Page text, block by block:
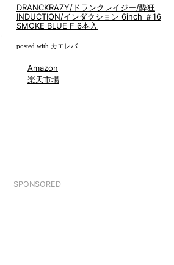
DRANCKRAZY/ドランクレイジー/酔狂
INDUCTION/インダクション 6inch ＃16
SMOKE BLUE F 6本入
posted with カエレバ
Amazon
楽天市場
SPONSORED